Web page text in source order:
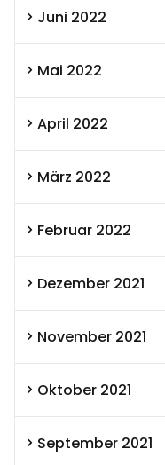
Juni 2022
Mai 2022
April 2022
März 2022
Februar 2022
Dezember 2021
November 2021
Oktober 2021
September 2021